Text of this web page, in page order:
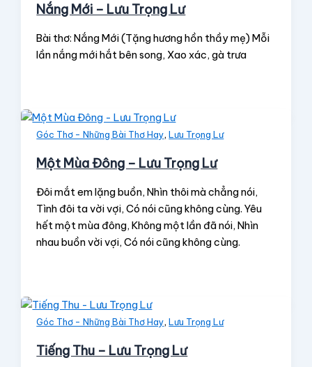
Nắng Mới – Lưu Trọng Lư
Bài thơ: Nắng Mới (Tặng hương hồn thầy mẹ) Mỗi
lần nắng mới hắt bên song, Xao xác, gà trưa
Góc Thơ - Những Bài Thơ Hay,Lưu Trọng Lư
Một Mùa Đông – Lưu Trọng Lư
Đôi mắt em lặng buồn, Nhìn thôi mà chẳng nói,
Tình đôi ta vời vợi, Có nói cũng không cùng. Yêu
hết một mùa đông, Không một lần đã nói, Nhìn
nhau buồn vời vợi, Có nói cũng không cùng.
Góc Thơ - Những Bài Thơ Hay,Lưu Trọng Lư
Tiếng Thu – Lưu Trọng Lư